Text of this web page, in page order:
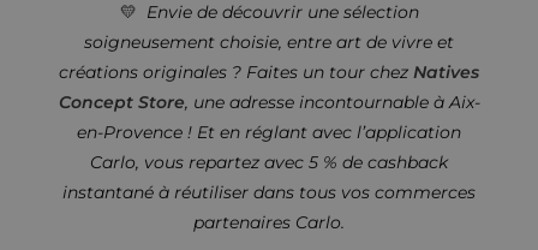
💛 Envie de découvrir une sélection
soigneusement choisie, entre art de vivre et
créations originales ? Faites un tour chez Natives
Concept Store, une adresse incontournable à Aix-
en-Provence ! Et en réglant avec l’application
Carlo, vous repartez avec 5 % de cashback
instantané à réutiliser dans tous vos commerces
partenaires Carlo.